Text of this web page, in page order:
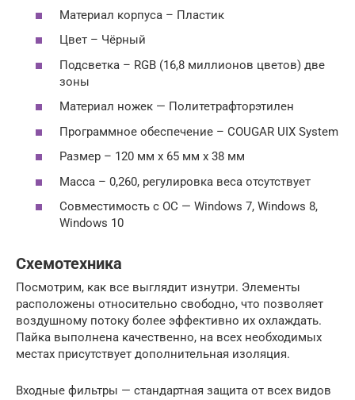
Материал корпуса – Пластик
Цвет – Чёрный
Подсветка – RGB (16,8 миллионов цветов) две
зоны
Материал ножек — Политетрафторэтилен
Программное обеспечение – COUGAR UIX System
Размер – 120 мм x 65 мм x 38 мм
Масса – 0,260, регулировка веса отсутствует
Совместимость с ОС — Windows 7, Windows 8,
Windows 10
Схемотехника
Посмотрим, как все выглядит изнутри. Элементы
расположены относительно свободно, что позволяет
воздушному потоку более эффективно их охлаждать.
Пайка выполнена качественно, на всех необходимых
местах присутствует дополнительная изоляция.
Входные фильтры — стандартная защита от всех видов